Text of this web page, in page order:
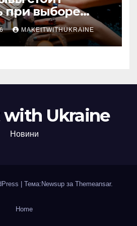
при выборе
MAKEITWITHUKRAINE
with Ukraine
Новини
Тема:Newsup за Themeansar.
Home